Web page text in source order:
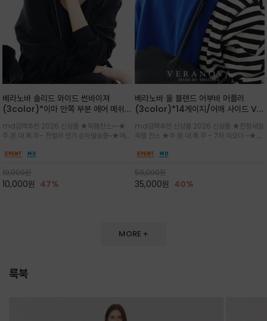
베라노바 솔리드 와이드 썬바이져
(3color)*이마 안쪽 부분 에어 메쉬
노바 심볼 전사 인쇄(Transfer
Printing)뒷밴딩으로 사이즈 조절이 가
능해 누구나 안정적으로 착용
md강력추천 2026 신상품 ★득템찬스~~★
주.문.대.폭.주- 전컬러 인기 순차발송중~★메쉬
일 보송보송한 스킨케어 핏(Skin-care fit)을
프,여행까지~~
19,000원
10,000원 47%
베라노바 울 블랜드 어부바 머플러
(3color)*14게이지/어깨 사이드 VN
잡는 감각적인 레이어드 니트 어부바숄/
뒷면의 은은한 V자 조직감과 부드러운
터치감으로 완성도를 높였으며, 단조로
md강력추천 신상품 2026 신상품 ★한정세일
득템 찬스 ★주.문.대.폭.주 - 7차 리오더 ~★셔
인트를 주기 좋으며, 소매 끝단에 위치한 실버
스러움을 동시에
59,000원
35,000원 40%
MORE +
룩북